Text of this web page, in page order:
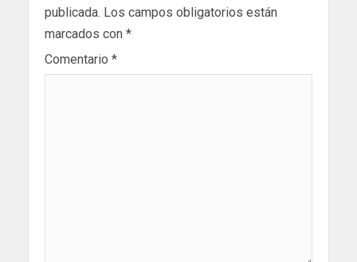
publicada. Los campos obligatorios están
marcados con *
Comentario *